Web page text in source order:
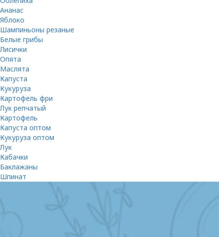
Ананас
Яблоко
Шампиньоны резаные
Белые грибы
Лисички
Опята
Маслята
Капуста
Кукуруза
Картофель фри
Лук репчатый
Картофель
Капуста оптом
Кукуруза оптом
Лук
Кабачки
Баклажаны
Шпинат